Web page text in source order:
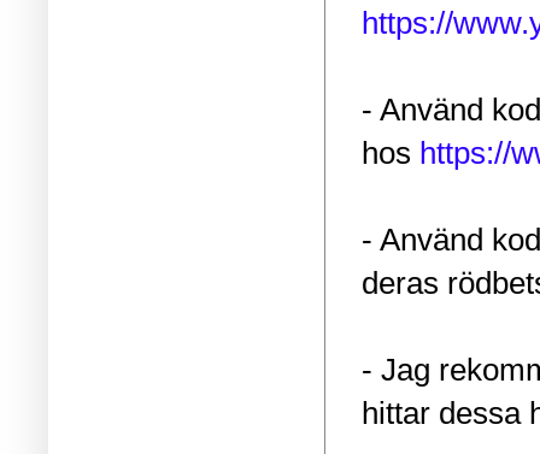
https://
- Använd
hos https://
- Använd
deras
- Jag
hittar dessa